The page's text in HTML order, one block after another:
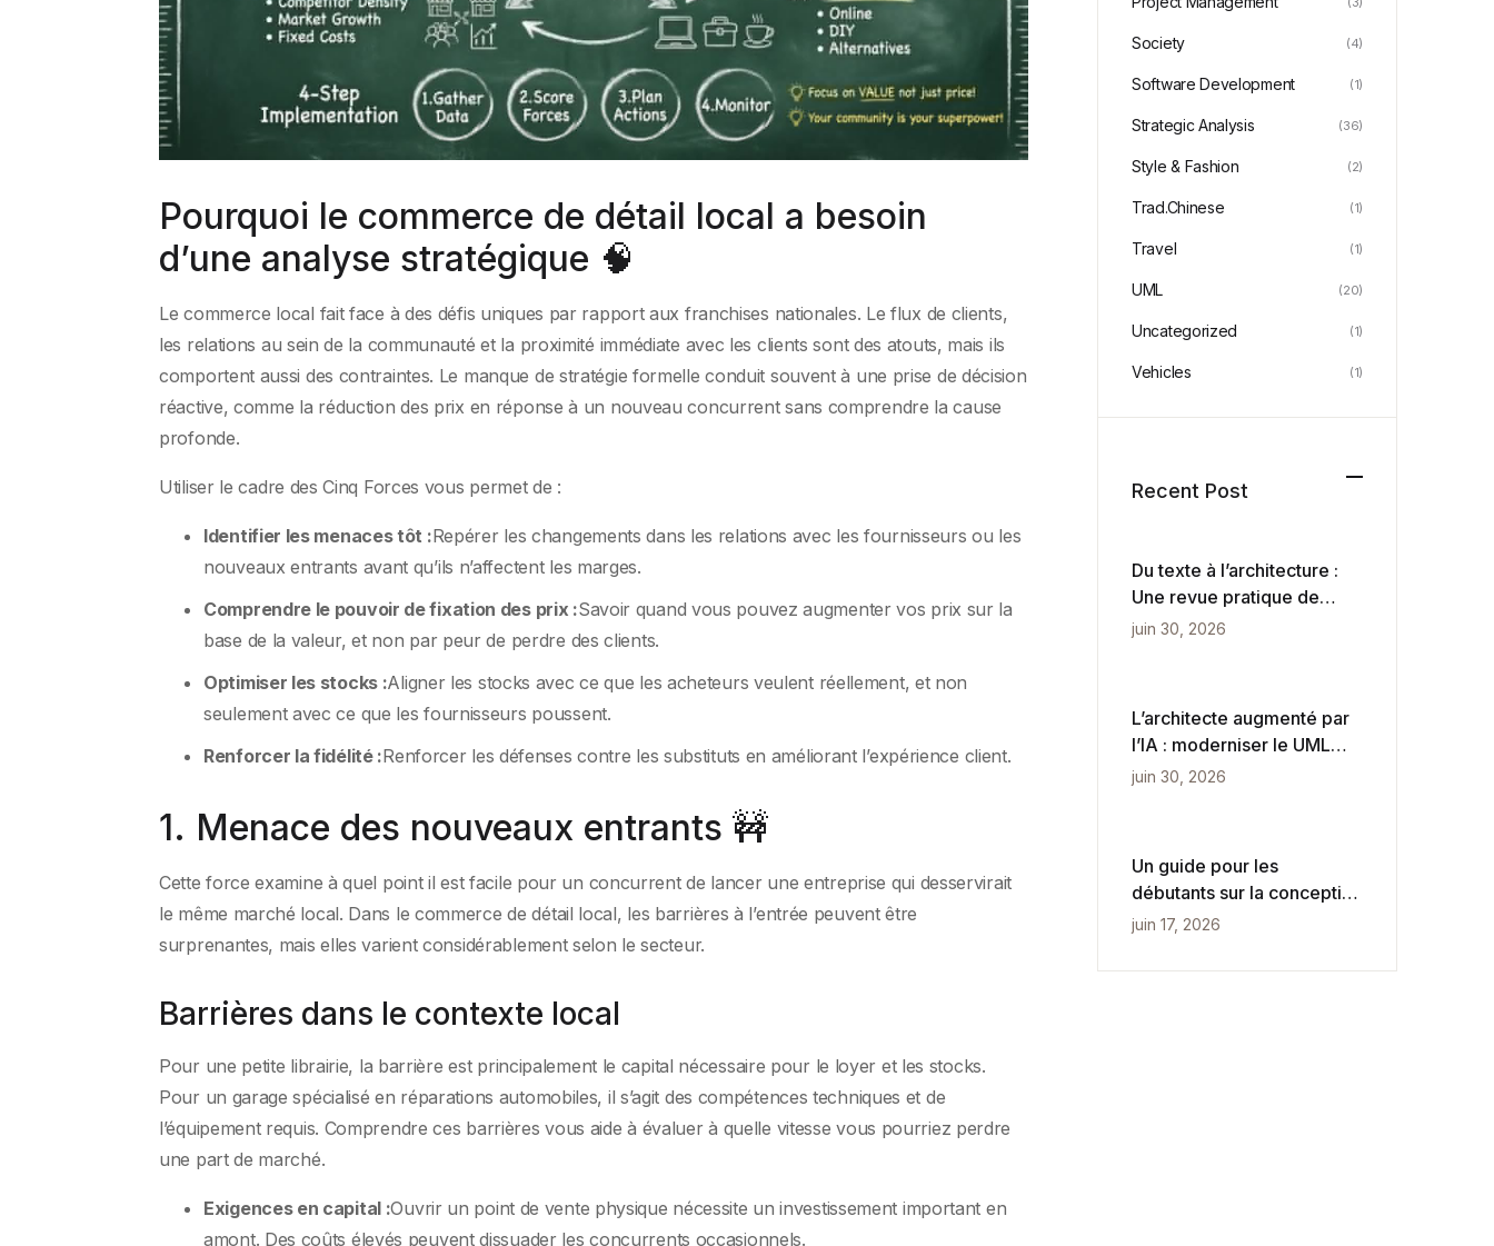
Pourquoi le commerce de détail local a besoin
d’une analyse stratégique 🧠
Le commerce local fait face à des défis uniques par rapport aux franchises nationales. Le flux de clients,
les relations au sein de la communauté et la proximité immédiate avec les clients sont des atouts, mais ils
comportent aussi des contraintes. Le manque de stratégie formelle conduit souvent à une prise de décision
réactive, comme la réduction des prix en réponse à un nouveau concurrent sans comprendre la cause
profonde.
Utiliser le cadre des Cinq Forces vous permet de :
Identifier les menaces tôt :Repérer les changements dans les relations avec les fournisseurs ou les
nouveaux entrants avant qu’ils n’affectent les marges.
Comprendre le pouvoir de fixation des prix :Savoir quand vous pouvez augmenter vos prix sur la
base de la valeur, et non par peur de perdre des clients.
Optimiser les stocks :Aligner les stocks avec ce que les acheteurs veulent réellement, et non
seulement avec ce que les fournisseurs poussent.
Renforcer la fidélité :Renforcer les défenses contre les substituts en améliorant l’expérience client.
1. Menace des nouveaux entrants 🚧
Cette force examine à quel point il est facile pour un concurrent de lancer une entreprise qui desservirait
le même marché local. Dans le commerce de détail local, les barrières à l’entrée peuvent être
surprenantes, mais elles varient considérablement selon le secteur.
Barrières dans le contexte local
Pour une petite librairie, la barrière est principalement le capital nécessaire pour le loyer et les stocks.
Pour un garage spécialisé en réparations automobiles, il s’agit des compétences techniques et de
l’équipement requis. Comprendre ces barrières vous aide à évaluer à quelle vitesse vous pourriez perdre
une part de marché.
Exigences en capital :Ouvrir un point de vente physique nécessite un investissement important en
amont. Des coûts élevés peuvent dissuader les concurrents occasionnels.
Society (4)
Software Development (1)
Strategic Analysis (36)
Style & Fashion (2)
Trad.Chinese (1)
Travel (1)
UML (20)
Uncategorized (1)
Vehicles (1)
Recent Post
Du texte à l’architecture :
Une revue pratique de
VPasCode et du
juin 30, 2026
L’architecte augmenté par
l’IA : moderniser le UML
pour une vitesse agile
juin 30, 2026
Un guide pour les
débutants sur la conception
conceptuelle, logique et
données
juin 17, 2026